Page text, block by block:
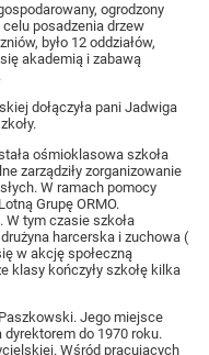
ogrodzony
posadzenia drzew
było 12 oddziałów,
akademią i zabawą
dołączyła pani Jadwiga
ośmioklasowa szkoła
zarządziły zorganizowanie
W ramach pomocy
Grupę ORMO.
W tym czasie szkoła
harcerska i zuchowa (
w akcję społeczną
klasy kończyły szkołę kilka
Jego miejsce
dyrektorem do 1970 roku.
Wśród pracujących